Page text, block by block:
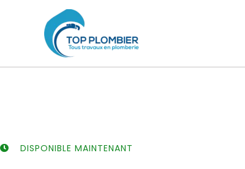
DISPONIBLE MAINTENANT